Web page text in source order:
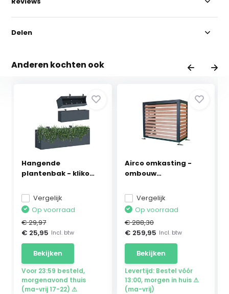
Delen
Anderen kochten ook
Hangende
plantenbak - kliko
Vergelijk
Op voorraad
€ 29,97
€ 25,95 Incl. btw
Bekijken
Voor 23:59 besteld,
morgenavond thuis
(ma-vrij 17-22) ⚠
Airco omkasting -
ombouw
Vergelijk
Op voorraad
€ 288,30
€ 259,95 Incl. btw
Bekijken
Levertijd: Bestel vóór
13:00, morgen in huis ⚠
(ma-vrij)